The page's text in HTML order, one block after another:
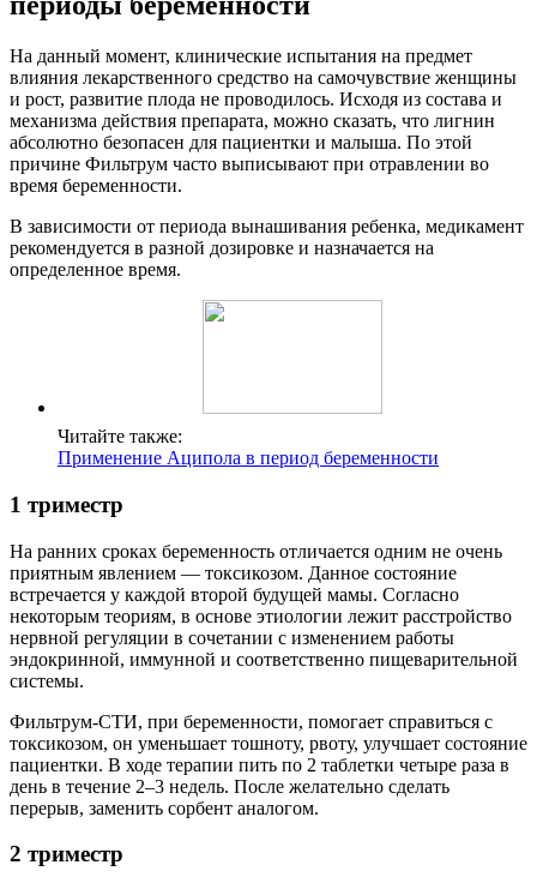
На данный момент, клинические испытания на предмет
влияния лекарственного средство на самочувствие женщины
и рост, развитие плода не проводилось. Исходя из состава и
механизма действия препарата, можно сказать, что лигнин
абсолютно безопасен для пациентки и малыша. По этой
причине Фильтрум часто выписывают при отравлении во
время беременности.
В зависимости от периода вынашивания ребенка, медикамент
рекомендуется в разной дозировке и назначается на
определенное время.
Читайте также:
Применение Аципола в период беременности
1 триместр
На ранних сроках беременность отличается одним не очень
приятным явлением — токсикозом. Данное состояние
встречается у каждой второй будущей мамы. Согласно
некоторым теориям, в основе этиологии лежит расстройство
нервной регуляции в сочетании с изменением работы
эндокринной, иммунной и соответственно пищеварительной
системы.
Фильтрум-СТИ, при беременности, помогает справиться с
токсикозом, он уменьшает тошноту, рвоту, улучшает состояние
пациентки. В ходе терапии пить по 2 таблетки четыре раза в
день в течение 2–3 недель. После желательно сделать
перерыв, заменить сорбент аналогом.
2 триместр